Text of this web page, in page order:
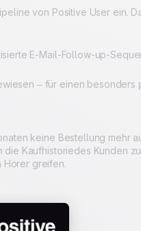
von Positive User ein.
E-Mail-Follow-up-
– für einen besonders
keine Bestellung mehr
Kaufhistoriedes Kunden
Hörer greifen.